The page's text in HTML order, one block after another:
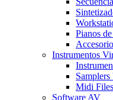
Pianos
Instrumentos
Midi Files
Software AV